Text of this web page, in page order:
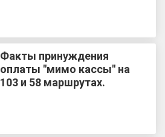
Факты принуждения
оплаты "мимо кассы" на
103 и 58 маршрутах.